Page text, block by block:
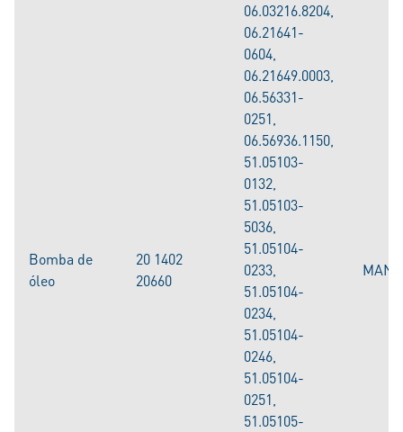
Bomba de
óleo
20 1402
20660
06.03216.8204,
06.21641-
0604,
06.21649.0003,
06.56331-
0251,
06.56936.1150,
51.05103-
0132,
51.05103-
5036,
51.05104-
0233,
51.05104-
0234,
51.05104-
0246,
51.05104-
0251,
51.05105-
MAN